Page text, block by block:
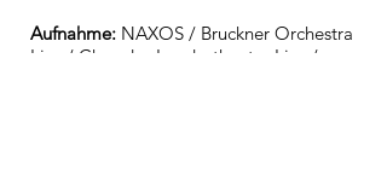
Aufnahme: NAXOS / Bruckner Orchestra
Linz / Chor des Landestheater Linz /